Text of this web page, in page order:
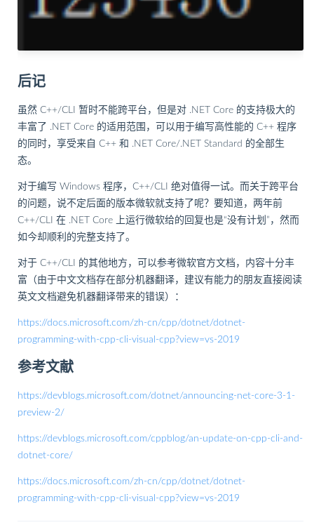
后记
虽然 C++/CLI 暂时不能跨平台，但是对 .NET Core 的支持极大的
丰富了 .NET Core 的适用范围，可以用于编写高性能的 C++ 程序
的同时，享受来自 C++ 和 .NET Core/.NET Standard 的全部生
态。
对于编写 Windows 程序，C++/CLI 绝对值得一试。而关于跨平台
的问题，说不定后面的版本微软就支持了呢？要知道，两年前
C++/CLI 在 .NET Core 上运行微软给的回复也是“没有计划”，然而
如今却顺利的完整支持了。
对于 C++/CLI 的其他地方，可以参考微软官方文档，内容十分丰
富（由于中文文档存在部分机器翻译，建议有能力的朋友直接阅读
英文文档避免机器翻译带来的错误）：
https://docs.microsoft.com/zh-cn/cpp/dotnet/dotnet-
programming-with-cpp-cli-visual-cpp?view=vs-2019
参考文献
https://devblogs.microsoft.com/dotnet/announcing-net-core-3-1-
preview-2/
https://devblogs.microsoft.com/cppblog/an-update-on-cpp-cli-and-
dotnet-core/
https://docs.microsoft.com/zh-cn/cpp/dotnet/dotnet-
programming-with-cpp-cli-visual-cpp?view=vs-2019